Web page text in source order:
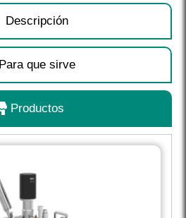
Descripción
Para que sirve
Productos